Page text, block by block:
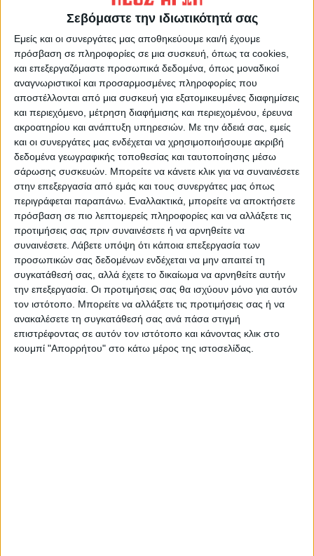
Σεβόμαστε την ιδιωτικότητά σας
Εμείς και οι συνεργάτες μας αποθηκεύουμε και/ή έχουμε
πρόσβαση σε πληροφορίες σε μια συσκευή, όπως τα cookies,
και επεξεργαζόμαστε προσωπικά δεδομένα, όπως μοναδικοί
αναγνωριστικοί και προσαρμοσμένες πληροφορίες που
αποστέλλονται από μια συσκευή για εξατομικευμένες διαφημίσεις
και περιεχόμενο, μέτρηση διαφήμισης και περιεχομένου, έρευνα
ακροατηρίου και ανάπτυξη υπηρεσιών. Με την άδειά σας, εμείς
και οι συνεργάτες μας ενδέχεται να χρησιμοποιήσουμε ακριβή
δεδομένα γεωγραφικής τοποθεσίας και ταυτοποίησης μέσω
σάρωσης συσκευών. Μπορείτε να κάνετε κλικ για να συναινέσετε
στην επεξεργασία από εμάς και τους συνεργάτες μας όπως
περιγράφεται παραπάνω. Εναλλακτικά, μπορείτε να αποκτήσετε
πρόσβαση σε πιο λεπτομερείς πληροφορίες και να αλλάξετε τις
προτιμήσεις σας πριν συναινέσετε ή να αρνηθείτε να
συναινέσετε. Λάβετε υπόψη ότι κάποια επεξεργασία των
προσωπικών σας δεδομένων ενδέχεται να μην απαιτεί τη
συγκατάθεσή σας, αλλά έχετε το δικαίωμα να αρνηθείτε αυτήν
την επεξεργασία. Οι προτιμήσεις σας θα ισχύουν μόνο για αυτόν
τον ιστότοπο. Μπορείτε να αλλάξετε τις προτιμήσεις σας ή να
ανακαλέσετε τη συγκατάθεσή σας ανά πάσα στιγμή
επιστρέφοντας σε αυτόν τον ιστότοπο και κάνοντας κλικ στο
κουμπί "Απορρήτου" στο κάτω μέρος της ιστοσελίδας.
στο ποσό των δύο χιλιάδων (2.000) ευρώ,
ανά αγροτική εκμετάλλευση, της οποίας τα
στοιχεία ενεργητικού έχουν υποστεί υλικές
ζημιές, που δεν εμπίπτουν στις περιπτώσεις
α και β.
3.Κάθε επιχείρηση/μη κερδοσκοπικού
χαρακτήρα φορέας ή αγροτική
εκμετάλλευση (μοναδικός ΑΦΜ) δύναται να
αιτηθεί μόνον ένα εκ των ανωτέρω ποσών
ενίσχυσης.»
Επίσης η τροποποίηση της ΚΥΑ αναφέρει: Η
παρ. 2 του άρθρου 4, αντικαθίσταται ως
εξής:
«2. Οι αιτήσεις και οι τροποποιήσεις
αιτήσεων υποβάλλονται έως και την 31η
Οκτωβρίου 2023, από την 11η Δεκεμβρίου